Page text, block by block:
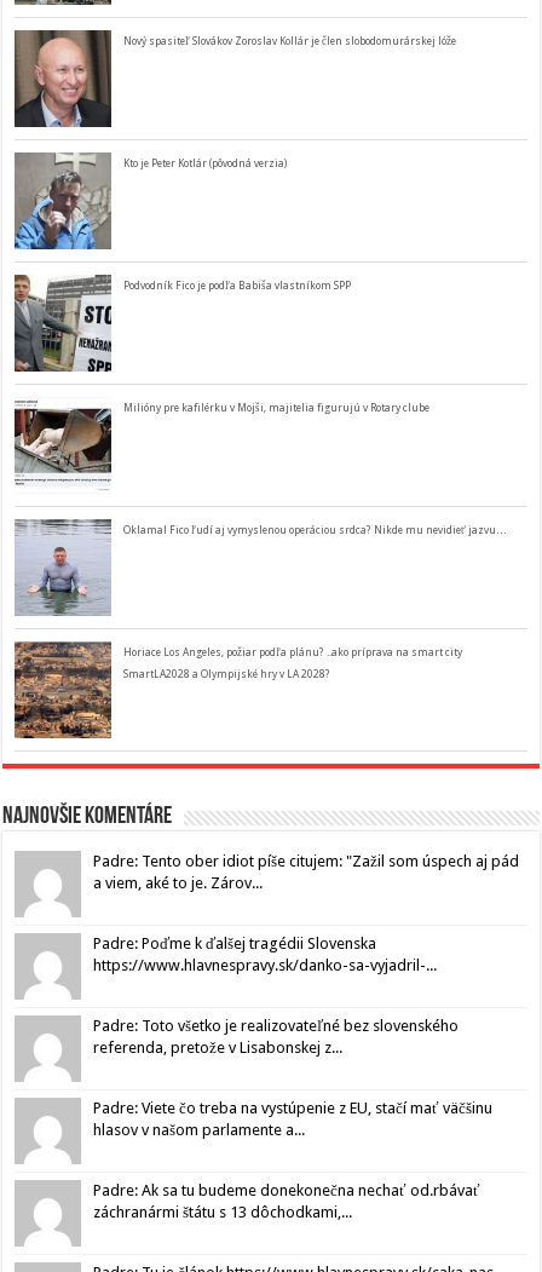
Nový spasiteľ Slovákov Zoroslav Kollár je člen slobodomurárskej lóže
Kto je Peter Kotlár (pôvodná verzia)
Podvodník Fico je podľa Babiša vlastníkom SPP
Milióny pre kafilérku v Mojši, majitelia figurujú v Rotary clube
Oklamal Fico ľudí aj vymyslenou operáciou srdca? Nikde mu nevidieť jazvu…
Horiace Los Angeles, požiar podľa plánu? ..ako príprava na smart city
SmartLA2028 a Olympijské hry v LA 2028?
Najnovšie komentáre
Padre: Tento ober idiot píše citujem: "Zažil som úspech aj pád
a viem, aké to je. Zárov...
Padre: Poďme k ďalšej tragédii Slovenska
https://www.hlavnespravy.sk/danko-sa-vyjadril-...
Padre: Toto všetko je realizovateľné bez slovenského
referenda, pretože v Lisabonskej z...
Padre: Viete čo treba na vystúpenie z EU, stačí mať väčšinu
hlasov v našom parlamente a...
Padre: Ak sa tu budeme donekonečna nechať od.rbávať
záchranármi štátu s 13 dôchodkami,...